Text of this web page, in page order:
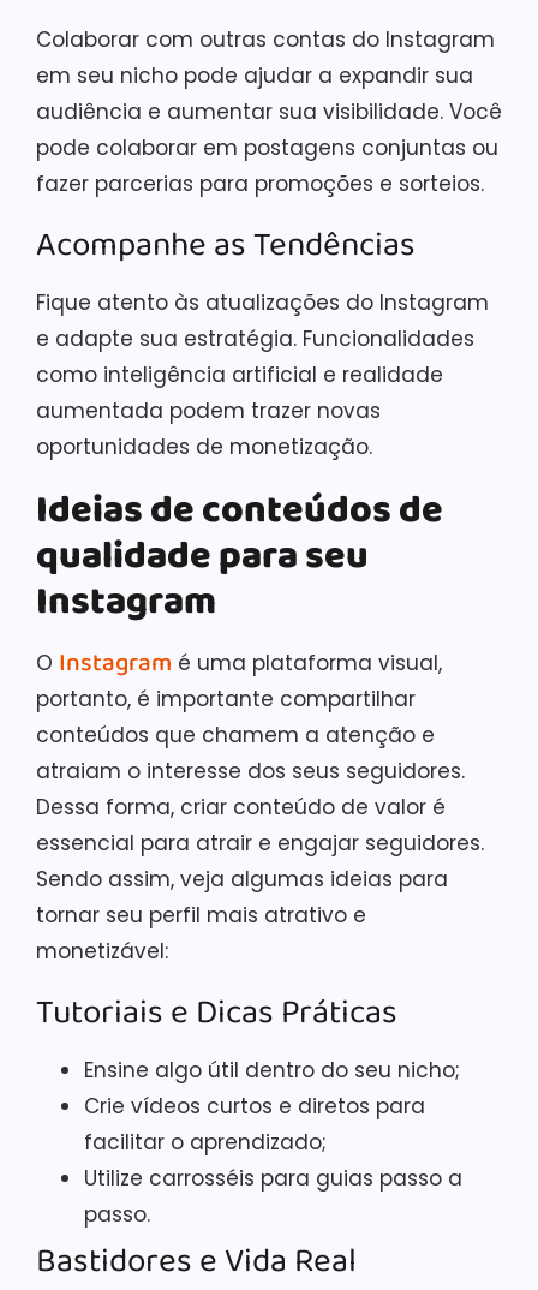
Colaborar com outras contas do Instagram
em seu nicho pode ajudar a expandir sua
audiência e aumentar sua visibilidade. Você
pode colaborar em postagens conjuntas ou
fazer parcerias para promoções e sorteios.
Acompanhe as Tendências
Fique atento às atualizações do Instagram
e adapte sua estratégia. Funcionalidades
como inteligência artificial e realidade
aumentada podem trazer novas
oportunidades de monetização.
Ideias de conteúdos de
qualidade para seu
Instagram
O Instagram é uma plataforma visual,
portanto, é importante compartilhar
conteúdos que chamem a atenção e
atraiam o interesse dos seus seguidores.
Dessa forma, criar conteúdo de valor é
essencial para atrair e engajar seguidores.
Sendo assim, veja algumas ideias para
tornar seu perfil mais atrativo e
monetizável:
Tutoriais e Dicas Práticas
Ensine algo útil dentro do seu nicho;
Crie vídeos curtos e diretos para
facilitar o aprendizado;
Utilize carrosséis para guias passo a
passo.
Bastidores e Vida Real